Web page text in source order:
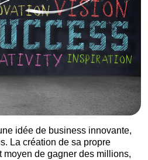
idée de business innovante,
La création de sa propre
moyen de gagner des millions,